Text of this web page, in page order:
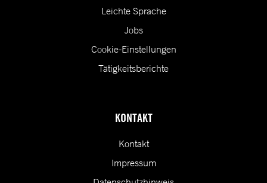
Leichte Sprache
Jobs
Cookie-Einstellungen
Tätigkeitsberichte
KONTAKT
Kontakt
Impressum